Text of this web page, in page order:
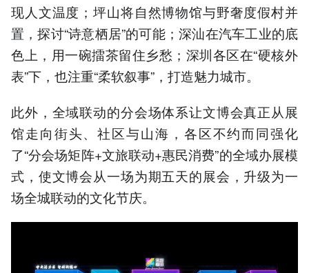
现人文温度；坪山将自然博物馆与野奢度假村并
置，探讨“诗意栖居”的可能；深汕在汽车工业的底
色上，用一碗擂茶留住乡愁；深圳各区在“硬核外
表”下，也注重“柔软叙事”，打造魅力城市。
此外，全域联动的分会场体系让文博会真正从展
馆走向街头、社区与山海，各区不约而同强化
了“分会场矩阵+文旅联动+惠民消费”的全域办展模
式，使文博会从一场为期五天的展会，升级为一
场全城联动的文化节庆。